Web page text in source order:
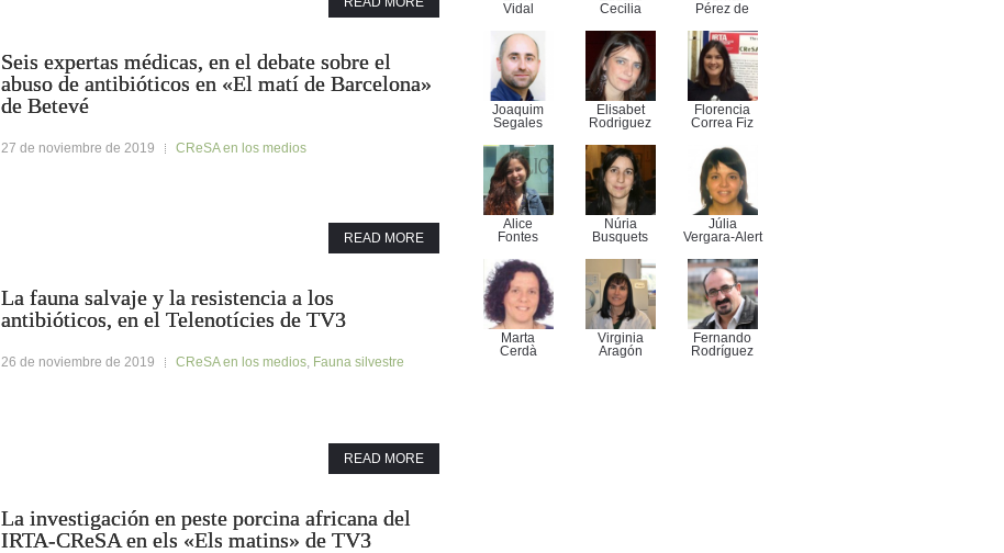
Seis expertas médicas, en el debate sobre el
abuso de antibióticos en «El matí de Barcelona»
de Betevé
27 de noviembre de 2019 CReSA en los medios
READ MORE
La fauna salvaje y la resistencia a los
antibióticos, en el Telenotícies de TV3
26 de noviembre de 2019 CReSA en los medios, Fauna silvestre
READ MORE
La investigación en peste porcina africana del
IRTA-CReSA en els «Els matins» de TV3
Vidal
Cecilia
Pérez de
Joaquim
Segales
Elisabet
Rodriguez
Florencia
Correa Fiz
Alice
Fontes
Núria
Busquets
Júlia
Vergara-Alert
Marta
Cerdà
Virginia
Aragón
Fernando
Rodríguez